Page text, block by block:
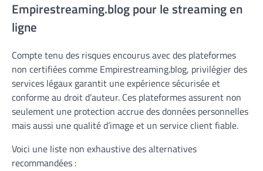
Empirestreaming.blog pour le streaming en
ligne
Compte tenu des risques encourus avec des plateformes
non certifiées comme Empirestreaming.blog, privilégier des
services légaux garantit une expérience sécurisée et
conforme au droit d’auteur. Ces plateformes assurent non
seulement une protection accrue des données personnelles
mais aussi une qualité d’image et un service client fiable.
Voici une liste non exhaustive des alternatives
recommandées :